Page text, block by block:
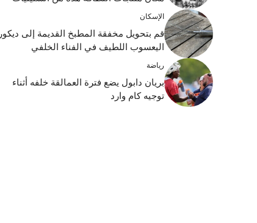
الإسكان
قم بتحويل مخفقة المطبخ القديمة إلى ديكور
اليعسوب اللطيف في الفناء الخلفي
رياضة
بريان دابول يضع فترة العمالقة خلفه أثناء
توجيه كام وارد